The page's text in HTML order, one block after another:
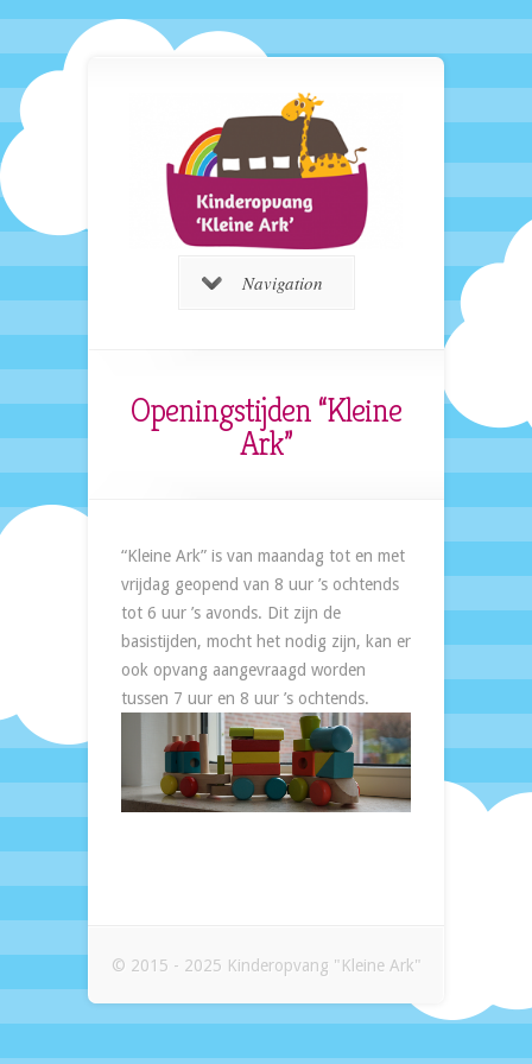
Navigation
Openingstijden “Kleine
Ark”
“Kleine Ark” is van maandag tot en met
vrijdag geopend van 8 uur ’s ochtends
tot 6 uur ’s avonds. Dit zijn de
basistijden, mocht het nodig zijn, kan er
ook opvang aangevraagd worden
tussen 7 uur en 8 uur ’s ochtends.
© 2015 - 2025 Kinderopvang "Kleine Ark"